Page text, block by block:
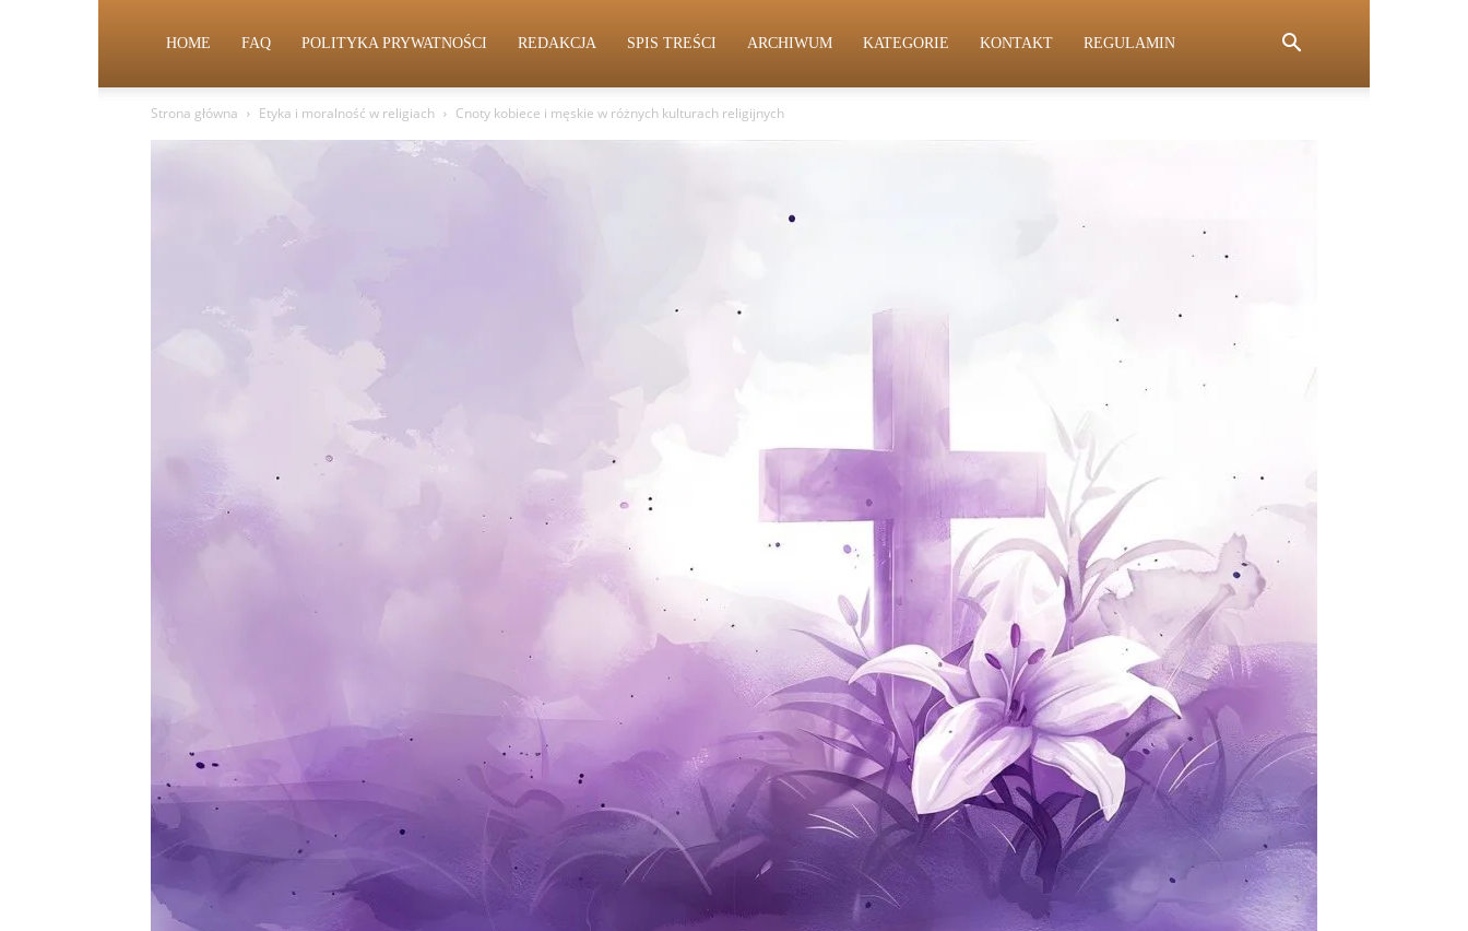
HOME FAQ POLITYKA PRYWATNOŚCI REDAKCJA SPIS TREŚCI ARCHIWUM KATEGORIE KONTAKT REGULAMIN
Strona główna Etyka i moralność w religiach Cnoty kobiece i męskie w różnych kulturach religijnych